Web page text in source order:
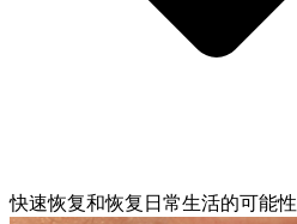
快速恢复和恢复日常生活的可能性